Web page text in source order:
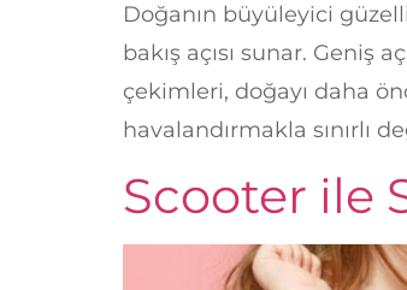
Doğanın büyüleyici
bakış açısı sunar. Geniş
çekimleri, doğayı daha
havalandırmakla sınırlı
Scooter ile